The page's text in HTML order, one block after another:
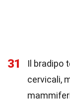
31
Il bradipo
cervicali,